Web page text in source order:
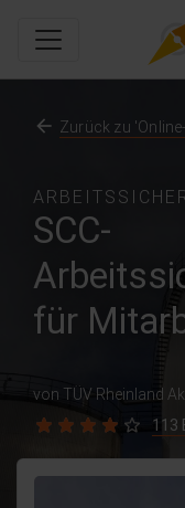
SCC-
für
von TÜV Rheinland
113
Zurück zu